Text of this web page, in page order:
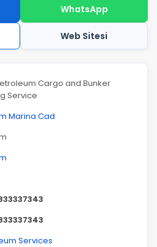
WhatsApp
Web Sitesi
Cargo and Bunker
Service
Marina Cad
Services